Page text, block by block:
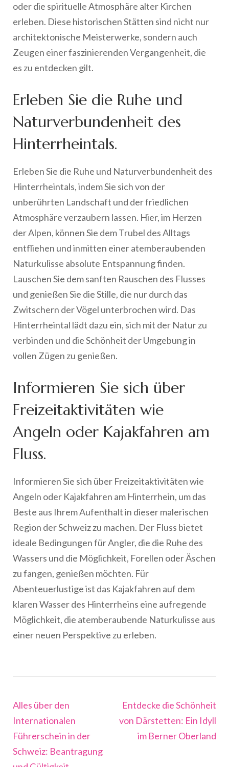
oder die spirituelle Atmosphäre alter Kirchen
erleben. Diese historischen Stätten sind nicht nur
architektonische Meisterwerke, sondern auch
Zeugen einer faszinierenden Vergangenheit, die
es zu entdecken gilt.
Erleben Sie die Ruhe und
Naturverbundenheit des
Hinterrheintals.
Erleben Sie die Ruhe und Naturverbundenheit des
Hinterrheintals, indem Sie sich von der
unberührten Landschaft und der friedlichen
Atmosphäre verzaubern lassen. Hier, im Herzen
der Alpen, können Sie dem Trubel des Alltags
entfliehen und inmitten einer atemberaubenden
Naturkulisse absolute Entspannung finden.
Lauschen Sie dem sanften Rauschen des Flusses
und genießen Sie die Stille, die nur durch das
Zwitschern der Vögel unterbrochen wird. Das
Hinterrheintal lädt dazu ein, sich mit der Natur zu
verbinden und die Schönheit der Umgebung in
vollen Zügen zu genießen.
Informieren Sie sich über
Freizeitaktivitäten wie
Angeln oder Kajakfahren am
Fluss.
Informieren Sie sich über Freizeitaktivitäten wie
Angeln oder Kajakfahren am Hinterrhein, um das
Beste aus Ihrem Aufenthalt in dieser malerischen
Region der Schweiz zu machen. Der Fluss bietet
ideale Bedingungen für Angler, die die Ruhe des
Wassers und die Möglichkeit, Forellen oder Äschen
zu fangen, genießen möchten. Für
Abenteuerlustige ist das Kajakfahren auf dem
klaren Wasser des Hinterrheins eine aufregende
Möglichkeit, die atemberaubende Naturkulisse aus
einer neuen Perspektive zu erleben.
Beitragsnavigation
Alles über den
Internationalen
Führerschein in der
Schweiz: Beantragung
Entdecke die Schönheit
von Därstetten: Ein Idyll
im Berner Oberland